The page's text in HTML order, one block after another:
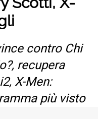
contro Chi
recupera
X-Men:
più visto